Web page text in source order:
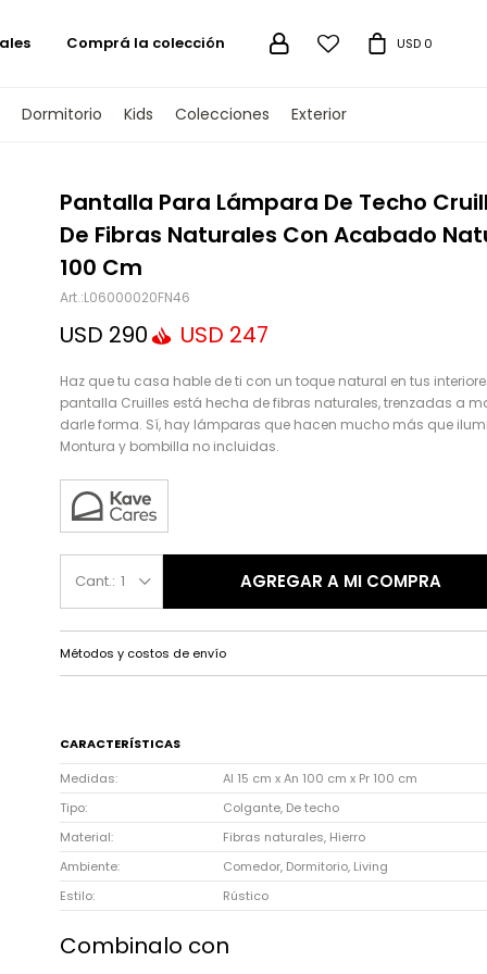
Dormitorio Kids Colecciones Exterior
 USD 0
Comprá la colección
Pantalla Para Lámpara De Techo
De Fibras Naturales Con Acabado
100 Cm
L06000020FN46
USD 290 USD 247
Haz que tu casa hable de ti con un toque natural en tus
pantalla Cruilles está hecha de fibras naturales, trenzadas a
darle forma. Sí, hay lámparas que hacen mucho más que
Montura y bombilla no incluidas.
1 AGREGAR A MI COMPRA
Métodos y costos de envío
CARACTERÍSTICAS
Medidas
Al 15 cm x An 100 cm x Pr 100 cm
Tipo
Colgante, De techo
Material
Fibras naturales, Hierro
Ambiente
Comedor, Dormitorio, Living
Estilo
Rústico
Combinalo con